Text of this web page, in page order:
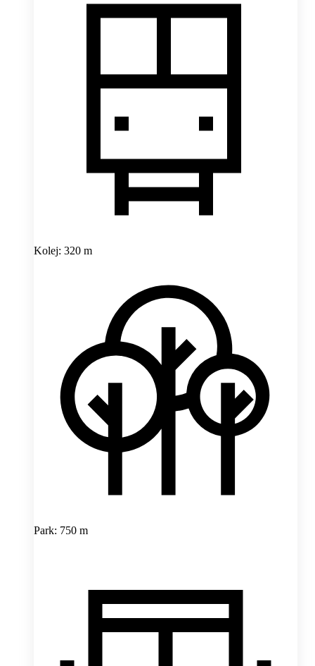
Kolej: 320 m
Park: 750 m